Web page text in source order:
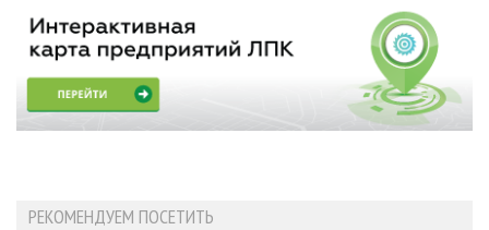
РЕКОМЕНДУЕМ ПОСЕТИТЬ